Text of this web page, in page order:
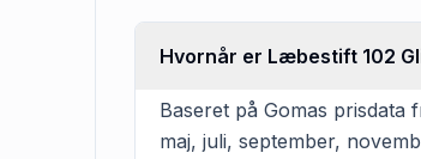
Hvornår er Læbestift 102
Baseret på Gomas prisdata
maj, juli, september,